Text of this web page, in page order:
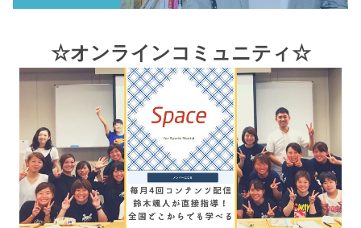
☆オンラインコミュニティ☆